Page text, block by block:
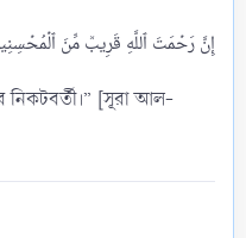
নিকটবর্তী।” [সূরা আল-